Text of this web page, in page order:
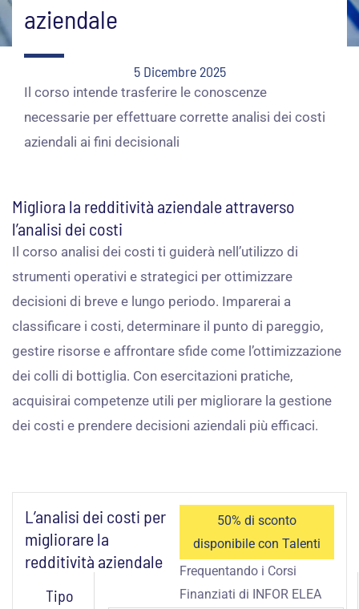
aziendale
5 Dicembre 2025
Il corso intende trasferire le conoscenze
necessarie per effettuare corrette analisi dei costi
aziendali ai fini decisionali
Migliora la redditività aziendale attraverso
l’analisi dei costi
Il corso analisi dei costi ti guiderà nell’utilizzo di
strumenti operativi e strategici per ottimizzare
decisioni di breve e lungo periodo. Imparerai a
classificare i costi, determinare il punto di pareggio,
gestire risorse e affrontare sfide come l’ottimizzazione
dei colli di bottiglia. Con esercitazioni pratiche,
acquisirai competenze utili per migliorare la gestione
dei costi e prendere decisioni aziendali più efficaci.
L’analisi dei costi per
migliorare la
redditività aziendale
Tipo
50% di sconto
disponibile con Talenti
Frequentando i Corsi
Finanziati di INFOR ELEA